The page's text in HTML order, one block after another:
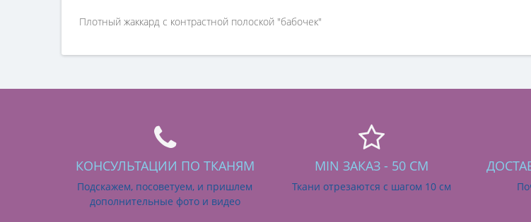
Плотный жаккард с контрастной полоской "бабочек"
КОНСУЛЬТАЦИИ ПО ТКАНЯМ
Подскажем, посоветуем, и пришлем
дополнительные фото и видео
MIN ЗАКАЗ - 50 СМ
Ткани отрезаются с шагом 10 см